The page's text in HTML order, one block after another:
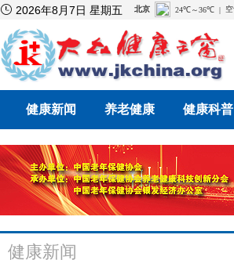
 2026年8月7日 星期五
健康新闻 养老健康 健康科普
健康新闻